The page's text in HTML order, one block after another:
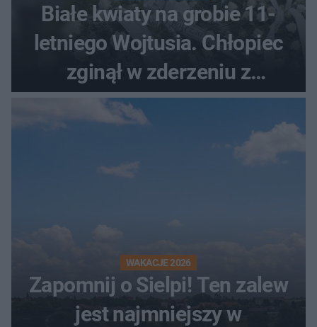
Białe kwiaty na grobie 11-
letniego Wojtusia. Chłopiec
zginął w zderzeniu z
kombajnem
WAKACJE 2026
Zapomnij o Sielpi! Ten zalew
jest najmniejszy w